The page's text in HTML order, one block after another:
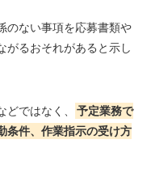
のない事項を応募書類や
がるおそれがあると示し
ではなく、
予定業務で
条件、作業指示の受け方